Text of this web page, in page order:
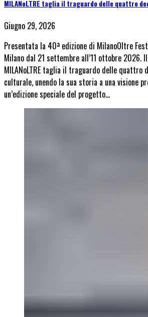
MILANoLTRE taglia il traguardo delle quattro
Giugno 29, 2026
Presentata la 40ª edizione di MilanoOltre
Milano dal 21 settembre all’11 ottobre 2026.
MILANoLTRE taglia il traguardo delle quattro
culturale, unendo la sua storia a una visione
un’edizione speciale del progetto…